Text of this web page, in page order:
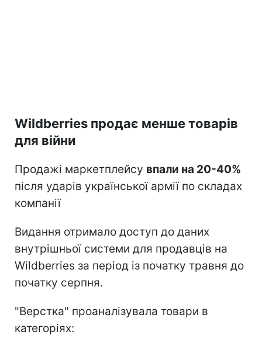
Wildberries продає менше товарів
для війни
Продажі маркетплейсу впали на 20-40%
після ударів української армії по складах
компанії
Видання отримало доступ до даних
внутрішньої системи для продавців на
Wildberries за період із початку травня до
початку серпня.
"Верстка" проаналізувала товари в
категоріях: